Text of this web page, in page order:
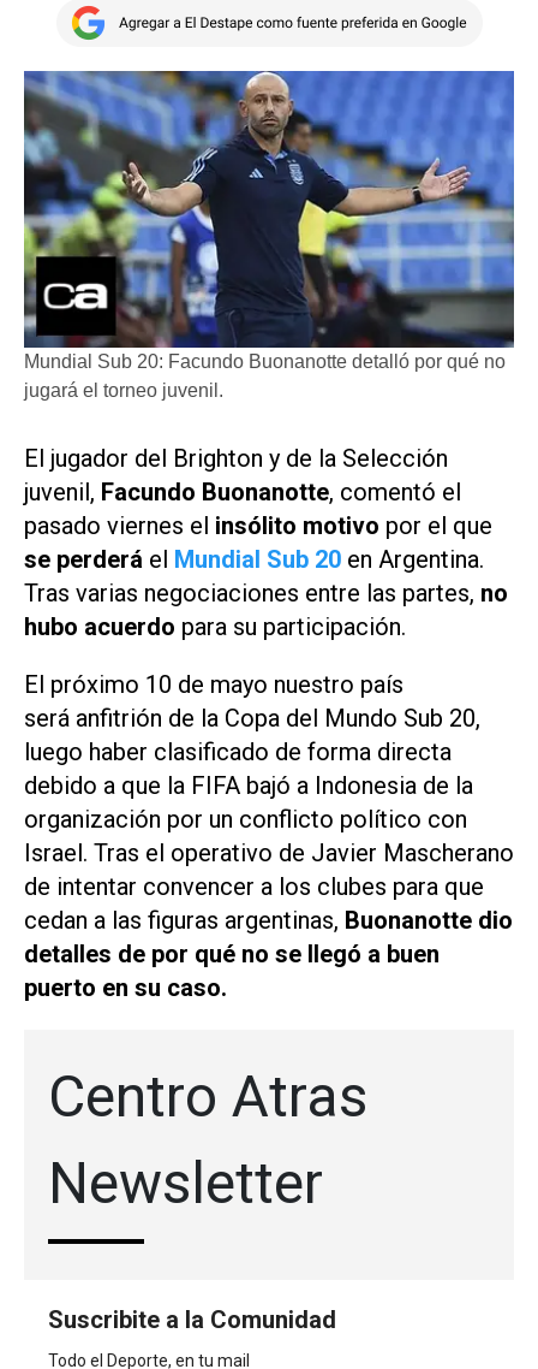
Mundial Sub 20: Facundo Buonanotte detalló por qué no
jugará el torneo juvenil.
El jugador del Brighton y de la Selección
juvenil, Facundo Buonanotte, comentó el
pasado viernes el insólito motivo por el que
se perderá el Mundial Sub 20 en Argentina.
Tras varias negociaciones entre las partes, no
hubo acuerdo para su participación.
El próximo 10 de mayo nuestro país
será anfitrión de la Copa del Mundo Sub 20,
luego haber clasificado de forma directa
debido a que la FIFA bajó a Indonesia de la
organización por un conflicto político con
Israel. Tras el operativo de Javier Mascherano
de intentar convencer a los clubes para que
cedan a las figuras argentinas, Buonanotte dio
detalles de por qué no se llegó a buen
puerto en su caso.